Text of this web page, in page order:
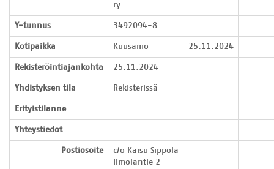
ry
Y-tunnus 3492094-8
Kotipaikka Kuusamo 25.11.2024
Rekisteröintiajankohta 25.11.2024
Yhdistyksen tila Rekisterissä
Erityistilanne
Yhteystiedot
Postiosoite
c/o Kaisu Sippola
Ilmolantie 2